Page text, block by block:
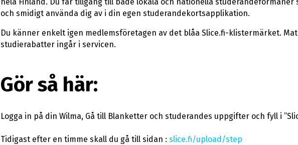
och smidigt använda dig av i din egen studerandekortsapplikation.
Du känner enkelt igen medlemsföretagen av det blåa Slice.fi-klistermärket.
studierabatter ingår i servicen.
Gör så här:
Logga in på din Wilma, Gå till Blanketter och studerandes uppgifter och fyll i
Tidigast efter en timme skall du gå till sidan : slice.fi/upload/step